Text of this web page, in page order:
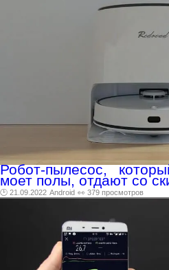
Робот-пылесос,
моет полы, отдают со
🕑 21.09.2022 Android 👀 379 просмотров